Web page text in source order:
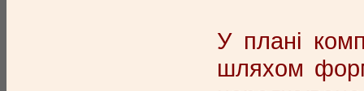
У плані
шляхом